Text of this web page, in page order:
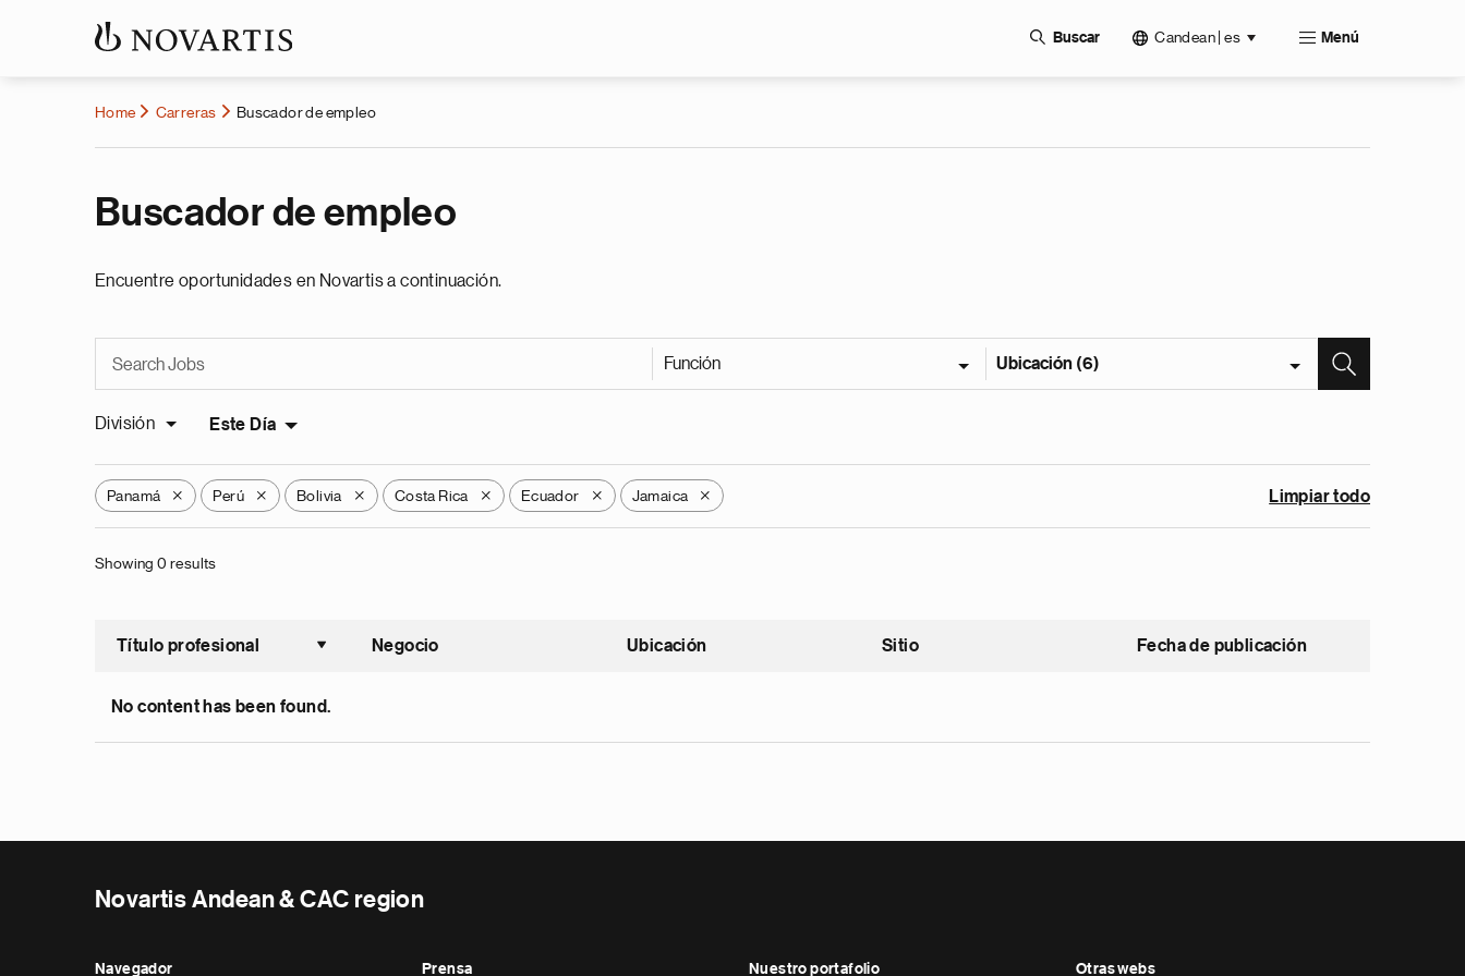
Buscar Candean | es Menú
Home Carreras Buscador de empleo
Buscador de empleo
Encuentre oportunidades en Novartis a continuación.
Función Ubicación (6)
División Este Día
Panamá X Perú X Bolivia X Costa Rica X Ecuador X Jamaica X Limpiar todo
Showing 0 results
Título profesional
Ordenar ascendente
Negocio Ubicación Sitio Fecha de publicación
No content has been found.
Novartis Andean & CAC region
Navegador Prensa Nuestro portafolio Otras webs